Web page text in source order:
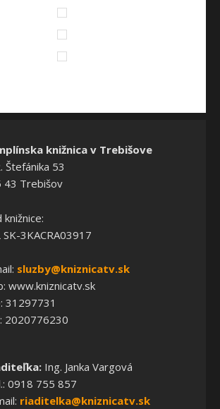
knižnica v Trebišove
Štefánika 53
43 Trebišov
knižnice:
SK-3KACRA03917
sluzby@kniznicatv.sk
www.kniznicatv.sk
31297731
2020776230
Ing. Janka Vargová
0918 755 857
riaditelka@kniznicatv.sk